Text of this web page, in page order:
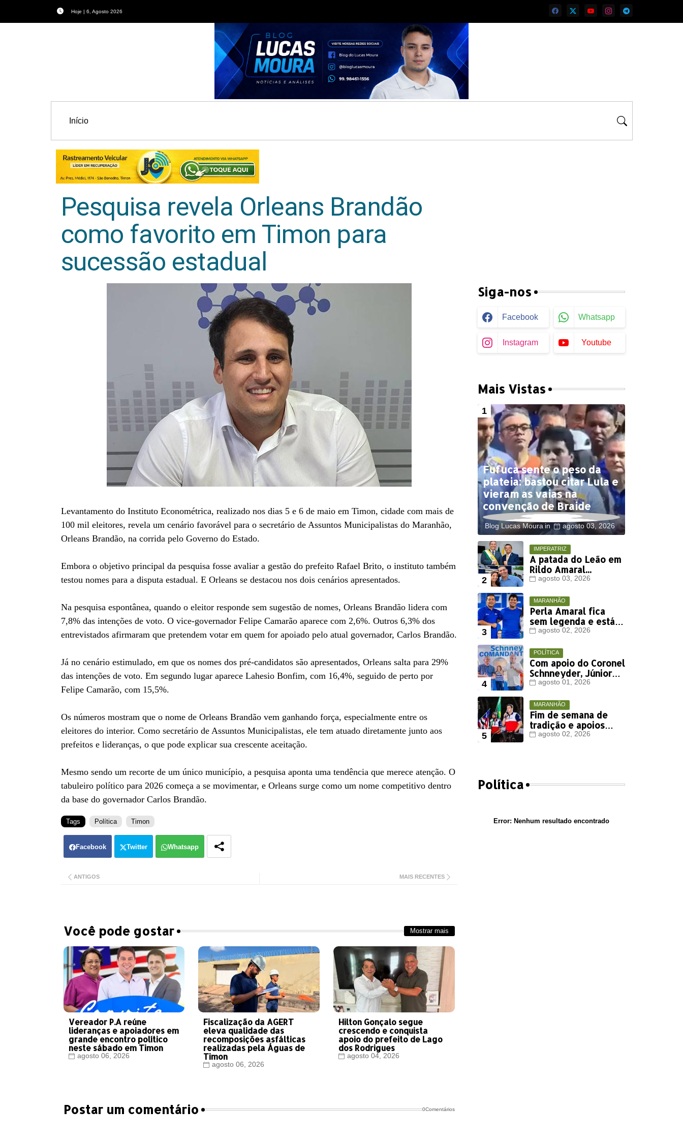
Hoje | 6, Agosto 2026
Início
Pesquisa revela Orleans Brandão
como favorito em Timon para
sucessão estadual
Levantamento do Instituto Econométrica, realizado nos dias 5 e 6 de maio em Timon, cidade com mais de
100 mil eleitores, revela um cenário favorável para o secretário de Assuntos Municipalistas do Maranhão,
Orleans Brandão, na corrida pelo Governo do Estado.
Embora o objetivo principal da pesquisa fosse avaliar a gestão do prefeito Rafael Brito, o instituto também
testou nomes para a disputa estadual. E Orleans se destacou nos dois cenários apresentados.
Na pesquisa espontânea, quando o eleitor responde sem sugestão de nomes, Orleans Brandão lidera com
7,8% das intenções de voto. O vice-governador Felipe Camarão aparece com 2,6%. Outros 6,3% dos
entrevistados afirmaram que pretendem votar em quem for apoiado pelo atual governador, Carlos Brandão.
Já no cenário estimulado, em que os nomes dos pré-candidatos são apresentados, Orleans salta para 29%
das intenções de voto. Em segundo lugar aparece Lahesio Bonfim, com 16,4%, seguido de perto por
Felipe Camarão, com 15,5%.
Os números mostram que o nome de Orleans Brandão vem ganhando força, especialmente entre os
eleitores do interior. Como secretário de Assuntos Municipalistas, ele tem atuado diretamente junto aos
prefeitos e lideranças, o que pode explicar sua crescente aceitação.
Mesmo sendo um recorte de um único município, a pesquisa aponta uma tendência que merece atenção. O
tabuleiro político para 2026 começa a se movimentar, e Orleans surge como um nome competitivo dentro
da base do governador Carlos Brandão.
Tags Política Timon
Facebook Twitter Whatsapp
MAIS RECENTES
ANTIGOS
Você pode gostar Mostrar mais
Vereador P.A reúne
lideranças e apoiadores em
grande encontro político
neste sábado em Timon
agosto 06, 2026
Fiscalização da AGERT
eleva qualidade das
recomposições asfálticas
realizadas pela Águas de
Timon
agosto 06, 2026
Hilton Gonçalo segue
crescendo e conquista
apoio do prefeito de Lago
dos Rodrigues
agosto 04, 2026
Postar um comentário 0Comentários
Siga-nos
Facebook Whatsapp
Instagram Youtube
Mais Vistas
Fufuca sente o peso da
plateia: bastou citar Lula e
vieram as vaias na
convenção de Braide
Blog Lucas Moura agosto 03, 2026
IMPERATRIZ
A patada do Leão em
Rildo Amaral...
agosto 03, 2026
MARANHÃO
Perla Amaral fica
sem legenda e está
fora da disputa
agosto 02, 2026
POLÍTICA
Com apoio do Coronel
Schnneyder, Júnior
Viana deve ter
em Timon
agosto 01, 2026
MARANHÃO
Fim de semana de
tradição e apoios
políticos marca
agosto 02, 2026
Política
Error: Nenhum resultado encontrado